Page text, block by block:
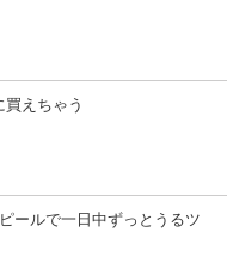
えちゃう
ールで一日中ずっとうるツ